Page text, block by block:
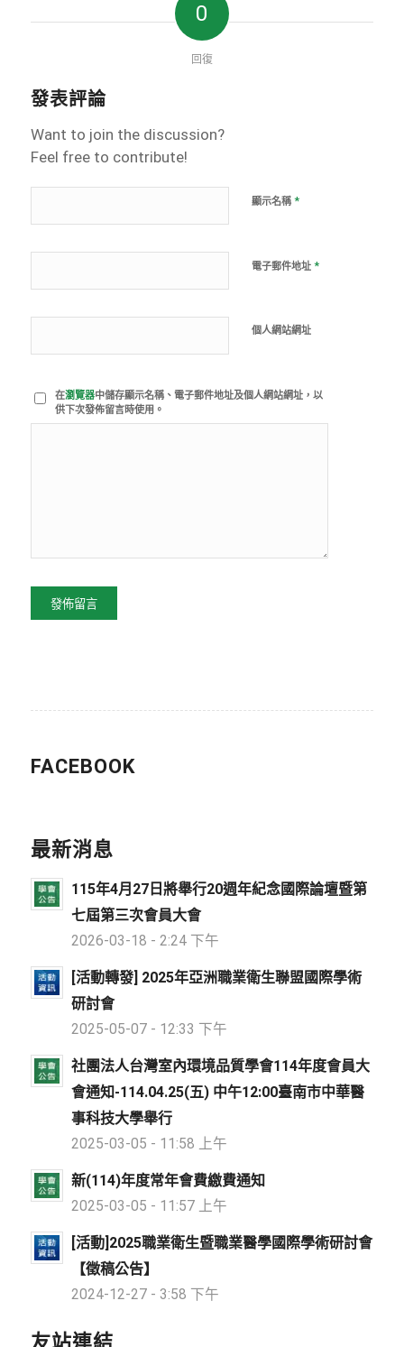
0
回復
發表評論
Want to join the discussion?
Feel free to contribute!
顯示名稱 *
電子郵件地址 *
個人網站網址
在瀏覽器中儲存顯示名稱、電子郵件地址及個人網站網址，以
供下次發佈留言時使用。
FACEBOOK
最新消息
115年4月27日將舉行20週年紀念國際論壇暨第
七屆第三次會員大會
2026-03-18 - 2:24 下午
[活動轉發] 2025年亞洲職業衛生聯盟國際學術
研討會
2025-05-07 - 12:33 下午
社團法人台灣室內環境品質學會114年度會員大
會通知-114.04.25(五) 中午12:00臺南市中華醫
事科技大學舉行
2025-03-05 - 11:58 上午
新(114)年度常年會費繳費通知
2025-03-05 - 11:57 上午
[活動]2025職業衛生暨職業醫學國際學術研討會
【徵稿公告】
2024-12-27 - 3:58 下午
友站連結